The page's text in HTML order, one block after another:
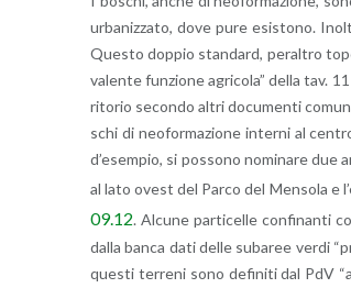
ur­ba­niz­za­to, dove pure esi­sto­no.
Que­sto dop­pio stan­dard, pe­ral­tro
va­len­te fun­zio­ne agri­co­la” della tav.
ri­to­rio se­con­do altri do­cu­men­ti
schi di neo­for­ma­zio­ne in­ter­ni al
d’e­sem­pio, si pos­so­no no­mi­na­re
al lato ovest del Parco del Men­so­la e
09.12. Al­cu­ne par­ti­cel­le con­fi­nan­ti
dalla banca dati delle su­ba­ree verdi
que­sti ter­re­ni sono de­fi­ni­ti dal PdV